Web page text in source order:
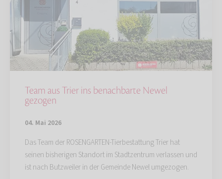
Team aus Trier ins benachbarte Newel
gezogen
04. Mai 2026
Das Team der ROSENGARTEN-Tierbestattung Trier hat
seinen bisherigen Standort im Stadtzentrum verlassen und
ist nach Butzweiler in der Gemeinde Newel umgezogen.